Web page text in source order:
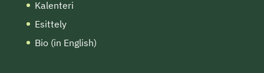
Kalenteri
Esittely
Bio (in English)